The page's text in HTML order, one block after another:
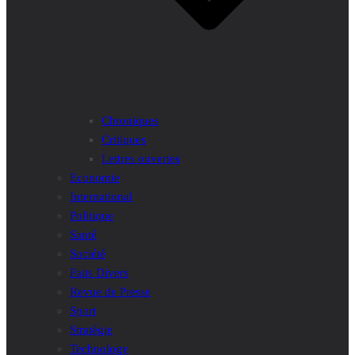
Chroniques
Critiques
Lettres ouvertes
Economie
International
Politique
Santé
Société
Faits Divers
Revue de Presse
Sport
Stratégie
Technology